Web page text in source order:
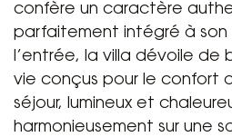
confère un caractère
parfaitement intégré à son
l’entrée, la villa dévoile de
vie conçus pour le confort
séjour, lumineux et
harmonieusement sur une